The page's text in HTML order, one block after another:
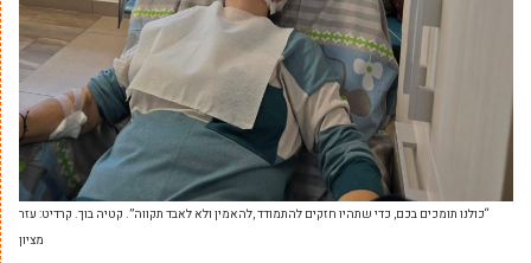
“כולנו תומכים בכם, כדי שתהיו חזקים להתמודד ,להאמין ולא לאבד תקווה”. קטיה בוך. קרדיט: עזר
מציון